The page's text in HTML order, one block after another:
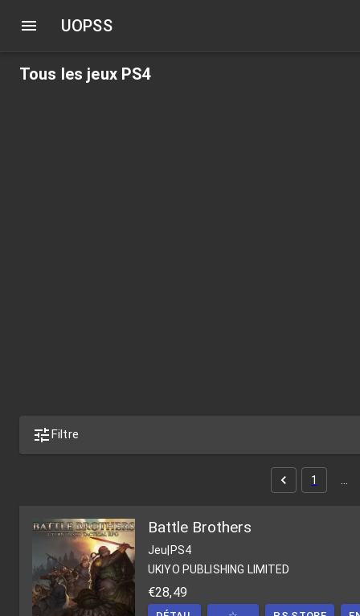
UOPSS
Tous les jeux PS4
Filtre
1
Battle Brothers
Jeu|PS4
UKIYO PUBLISHING LIMITED
€28,49